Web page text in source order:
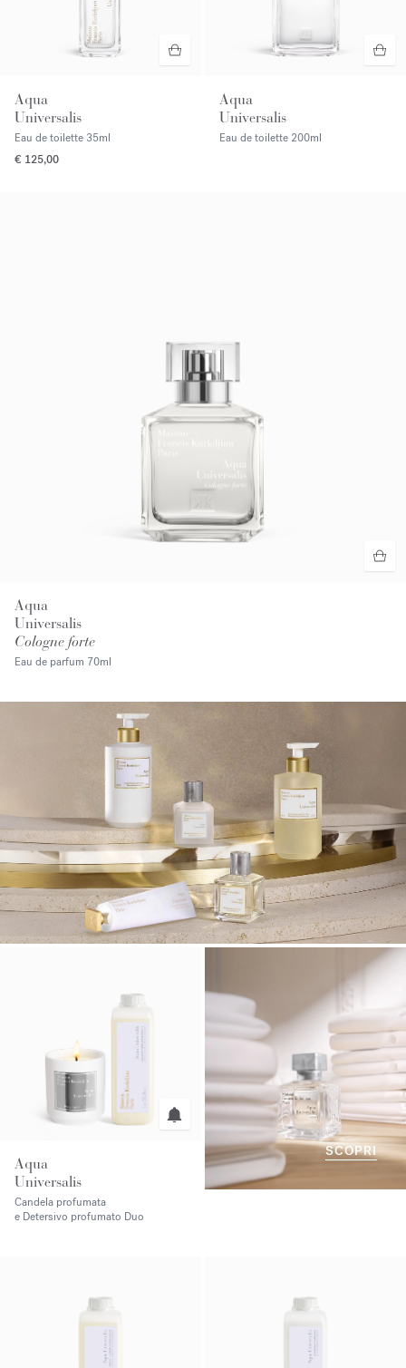
Aqua
Universalis
Eau de toilette 35ml
€ 125,00
Aqua
Universalis
Eau de toilette 200ml
Aqua
Universalis
Cologne forte
Eau de parfum 70ml
Aqua
Universalis
Candela profumata
e Detersivo profumato Duo
SCOPRI